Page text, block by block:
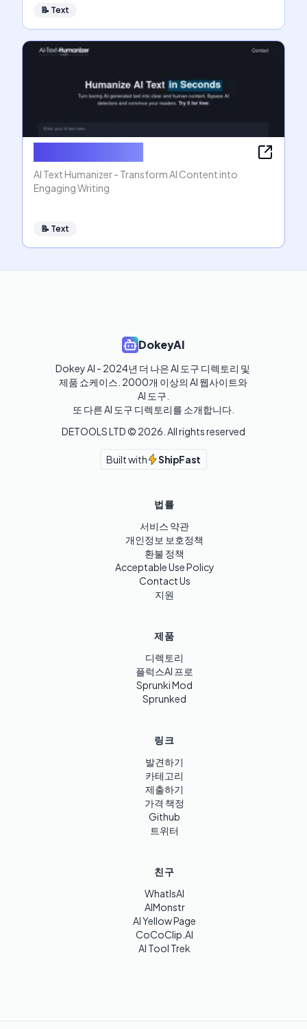
📝 Text
AI Text Humanizer - Transform AI Content into
Engaging Writing
📝 Text
DokeyAI
Dokey AI - 2024년 더 나은 AI 도구 디렉토리 및
제품 쇼케이스. 2000개 이상의 AI 웹사이트와
AI 도구.
또 다른 AI 도구 디렉토리를 소개합니다.
DETOOLS LTD © 2026 . All rights reserved
Built with ShipFast
법률
서비스 약관
개인정보 보호정책
환불 정책
Acceptable Use Policy
Contact Us
지원
제품
디렉토리
플럭스AI 프로
Sprunki Mod
Sprunked
링크
발견하기
카테고리
제출하기
가격 책정
Github
트위터
친구
WhatIsAI
AIMonstr
AI Yellow Page
CoCoClip.AI
AI Tool Trek